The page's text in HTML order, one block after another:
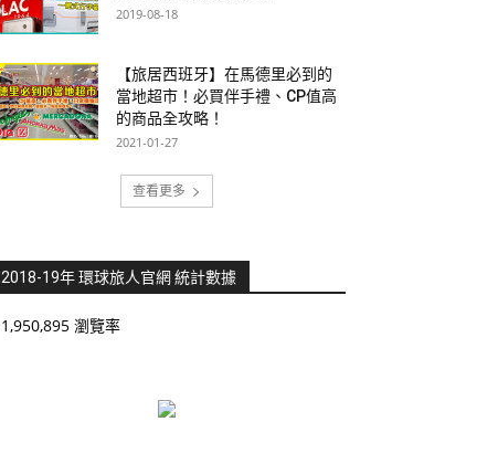
2019-08-18
【旅居西班牙】在馬德里必到的
當地超市！必買伴手禮、CP值高
的商品全攻略！
2021-01-27
查看更多
2018-19年 環球旅人官網 統計數據
1,950,895 瀏覽率